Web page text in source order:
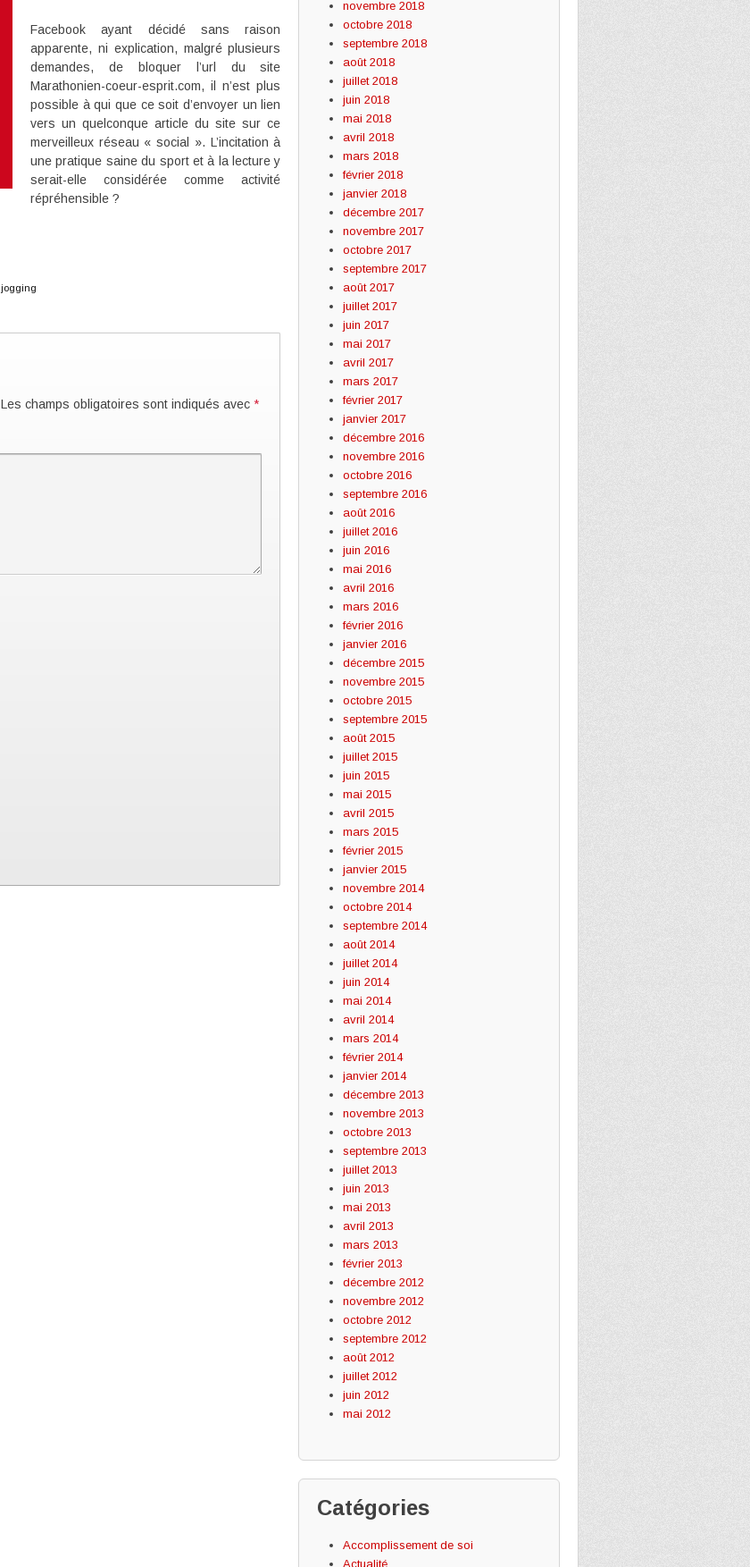
Facebook ayant décidé sans raison
apparente, ni explication, malgré plusieurs
demandes, de bloquer l’url du site
Marathonien-coeur-esprit.com, il n’est plus
possible à qui que ce soit d’envoyer un lien
vers un quelconque article du site sur ce
merveilleux réseau « social ». L’incitation à
une pratique saine du sport et à la lecture y
serait-elle considérée comme activité
répréhensible ?
jogging
Les champs obligatoires sont indiqués avec *
novembre 2018
octobre 2018
septembre 2018
août 2018
juillet 2018
juin 2018
mai 2018
avril 2018
mars 2018
février 2018
janvier 2018
décembre 2017
novembre 2017
octobre 2017
septembre 2017
août 2017
juillet 2017
juin 2017
mai 2017
avril 2017
mars 2017
février 2017
janvier 2017
décembre 2016
novembre 2016
octobre 2016
septembre 2016
août 2016
juillet 2016
juin 2016
mai 2016
avril 2016
mars 2016
février 2016
janvier 2016
décembre 2015
novembre 2015
octobre 2015
septembre 2015
août 2015
juillet 2015
juin 2015
mai 2015
avril 2015
mars 2015
février 2015
janvier 2015
novembre 2014
octobre 2014
septembre 2014
août 2014
juillet 2014
juin 2014
mai 2014
avril 2014
mars 2014
février 2014
janvier 2014
décembre 2013
novembre 2013
octobre 2013
septembre 2013
juillet 2013
juin 2013
mai 2013
avril 2013
mars 2013
février 2013
décembre 2012
novembre 2012
octobre 2012
septembre 2012
août 2012
juillet 2012
juin 2012
mai 2012
Catégories
Accomplissement de soi
Actualité